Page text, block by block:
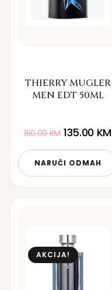
THIERRY MUGLER
MEN EDT 50ML
150.00KM 135.00 KM
NARUČI ODMAH
AKCIJA!